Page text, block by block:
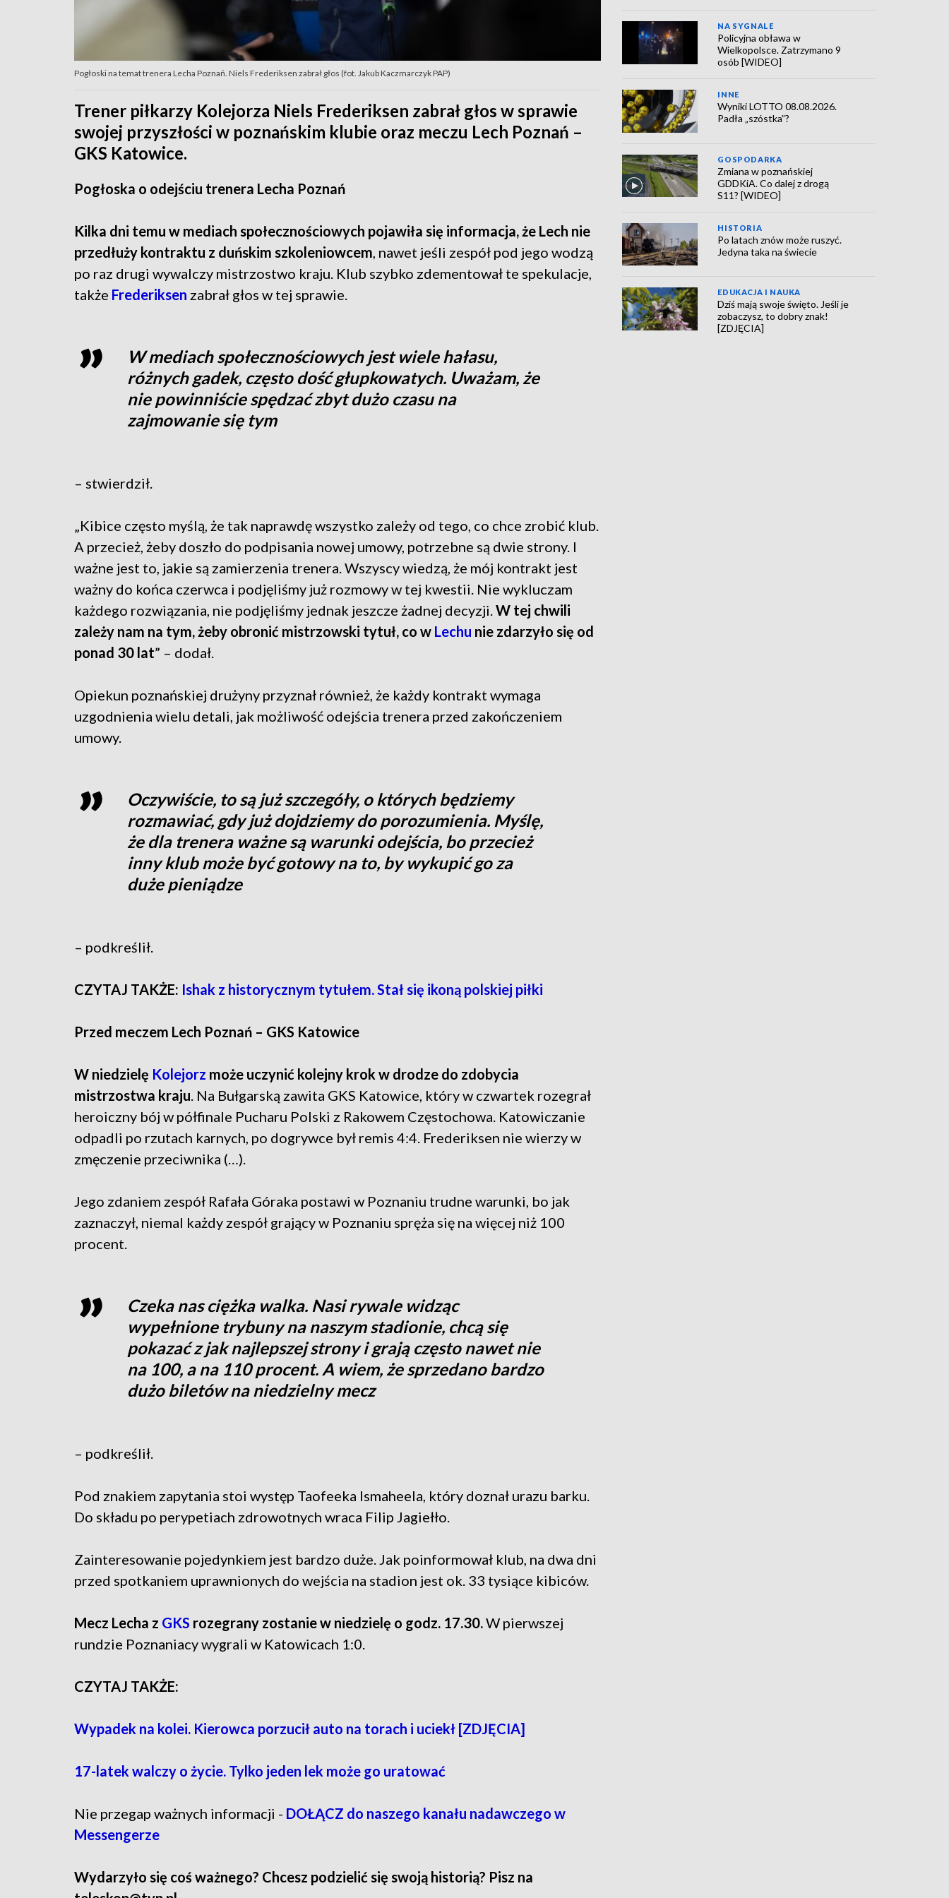
Pogłoski na temat trenera Lecha Poznań. Niels Frederiksen zabrał głos (fot. Jakub Kaczmarczyk PAP)
Trener piłkarzy Kolejorza Niels Frederiksen zabrał głos w sprawie
swojej przyszłości w poznańskim klubie oraz meczu Lech Poznań –
GKS Katowice.
Pogłoska o odejściu trenera Lecha Poznań
Kilka dni temu w mediach społecznościowych pojawiła się informacja, że Lech nie
przedłuży kontraktu z duńskim szkoleniowcem, nawet jeśli zespół pod jego wodzą
po raz drugi wywalczy mistrzostwo kraju. Klub szybko zdementował te spekulacje,
także Frederiksen zabrał głos w tej sprawie.
W mediach społecznościowych jest wiele hałasu,
różnych gadek, często dość głupkowatych. Uważam, że
nie powinniście spędzać zbyt dużo czasu na
zajmowanie się tym
– stwierdził.
„Kibice często myślą, że tak naprawdę wszystko zależy od tego, co chce zrobić klub.
A przecież, żeby doszło do podpisania nowej umowy, potrzebne są dwie strony. I
ważne jest to, jakie są zamierzenia trenera. Wszyscy wiedzą, że mój kontrakt jest
ważny do końca czerwca i podjęliśmy już rozmowy w tej kwestii. Nie wykluczam
każdego rozwiązania, nie podjęliśmy jednak jeszcze żadnej decyzji.W tej chwili
zależy nam na tym, żeby obronić mistrzowski tytuł, co w Lechu nie zdarzyło się od
ponad 30 lat” – dodał.
Opiekun poznańskiej drużyny przyznał również, że każdy kontrakt wymaga
uzgodnienia wielu detali, jak możliwość odejścia trenera przed zakończeniem
umowy.
Oczywiście, to są już szczegóły, o których będziemy
rozmawiać, gdy już dojdziemy do porozumienia. Myślę,
że dla trenera ważne są warunki odejścia, bo przecież
inny klub może być gotowy na to, by wykupić go za
duże pieniądze
– podkreślił.
CZYTAJ TAKŻE: Ishak z historycznym tytułem. Stał się ikoną polskiej piłki
Przed meczem Lech Poznań – GKS Katowice
W niedzielę Kolejorz może uczynić kolejny krok w drodze do zdobycia
mistrzostwa kraju. Na Bułgarską zawita GKS Katowice, który w czwartek rozegrał
heroiczny bój w półfinale Pucharu Polski z Rakowem Częstochowa. Katowiczanie
odpadli po rzutach karnych, po dogrywce był remis 4:4. Frederiksen nie wierzy w
zmęczenie przeciwnika (…).
Jego zdaniem zespół Rafała Góraka postawi w Poznaniu trudne warunki, bo jak
zaznaczył, niemal każdy zespół grający w Poznaniu spręża się na więcej niż 100
procent.
Czeka nas ciężka walka. Nasi rywale widząc
wypełnione trybuny na naszym stadionie, chcą się
pokazać z jak najlepszej strony i grają często nawet nie
na 100, a na 110 procent. A wiem, że sprzedano bardzo
dużo biletów na niedzielny mecz
– podkreślił.
Pod znakiem zapytania stoi występ Taofeeka Ismaheela, który doznał urazu barku.
Do składu po perypetiach zdrowotnych wraca Filip Jagiełło.
Zainteresowanie pojedynkiem jest bardzo duże. Jak poinformował klub, na dwa dni
przed spotkaniem uprawnionych do wejścia na stadion jest ok. 33 tysiące kibiców.
Mecz Lecha z GKS rozegrany zostanie w niedzielę o godz. 17.30.W pierwszej
rundzie Poznaniacy wygrali w Katowicach 1:0.
CZYTAJ TAKŻE:
Wypadek na kolei. Kierowca porzucił auto na torach i uciekł [ZDJĘCIA]
17-latek walczy o życie. Tylko jeden lek może go uratować
Nie przegap ważnych informacji - DOŁĄCZ do naszego kanału nadawczego w
Messengerze
Wydarzyło się coś ważnego? Chcesz podzielić się swoją historią? Pisz na
NA SYGNALE
Policyjna obława w
Wielkopolsce. Zatrzymano 9
osób [WIDEO]
INNE
Wyniki LOTTO 08.08.2026.
Padła „szóstka”?
GOSPODARKA
Zmiana w poznańskiej
GDDKiA. Co dalej z drogą
S11? [WIDEO]
HISTORIA
Po latach znów może ruszyć.
Jedyna taka na świecie
EDUKACJA I NAUKA
Dziś mają swoje święto. Jeśli je
zobaczysz, to dobry znak!
[ZDJĘCIA]